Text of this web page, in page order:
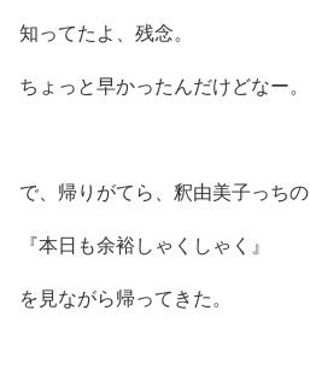
知ってたよ、残念。
ちょっと早かったんだけどなー。
で、帰りがてら、釈由美子っちの
『本日も余裕しゃくしゃく』
を見ながら帰ってきた。